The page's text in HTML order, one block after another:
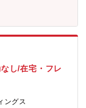
、判断材料を形にす
とができます。◎分
とって、経験を広く
し/在宅・フレ
ングス